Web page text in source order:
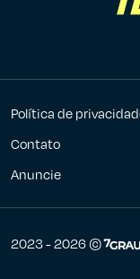
Política de
Contato
Anuncie
2023 - 2026 ©